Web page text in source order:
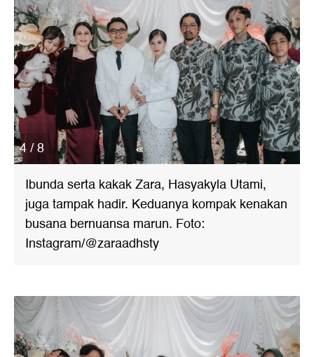
4 / 8
Ibunda serta kakak Zara, Hasyakyla Utami,
juga tampak hadir. Keduanya kompak kenakan
busana bernuansa marun. Foto:
Instagram/@zaraadhsty